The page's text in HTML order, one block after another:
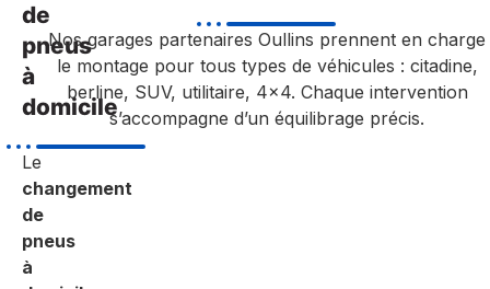
de
pneus
à
domicile
Le
changement
de
pneus
à
Nos garages partenaires Oullins prennent en charge
le montage pour tous types de véhicules : citadine,
berline, SUV, utilitaire, 4×4. Chaque intervention
s’accompagne d’un équilibrage précis.